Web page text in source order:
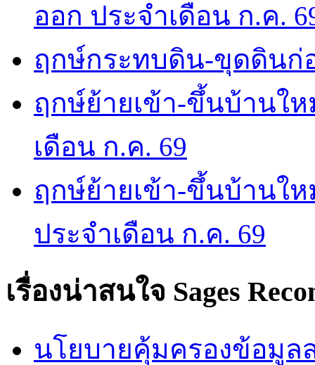
ออก ประจำเดือน ก.ค.
ฤกษ์กระทบดิน-ขุดดินก่
ฤกษ์ย้ายเข้า-ขึ้นบ้านใ
เดือน ก.ค. 69
ฤกษ์ย้ายเข้า-ขึ้นบ้านใ
ประจำเดือน ก.ค. 69
เรื่องน่าสนใจ Sages
นโยบายคุ้มครองข้อมูล